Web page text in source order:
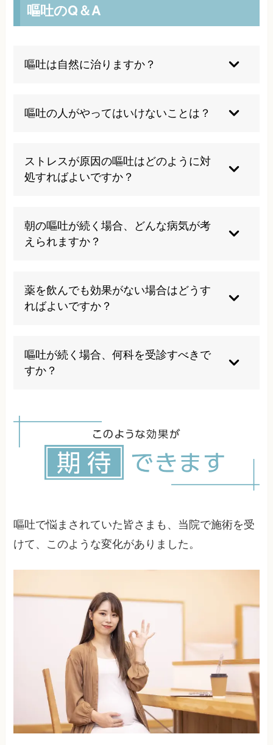
嘔吐のQ＆A
嘔吐は自然に治りますか？
改善しますが、慢性的な嘔吐は根本的な原因の治
療が必要です。放置すると悪化する可能性があり
嘔吐の人がやってはいけないことは？
が重要です。また、無理に食事を摂ったり、アル
コールを飲んだりすることは避けましょう。
ストレスが原因の嘔吐はどのように対
処すればよいですか？
度な運動が効果的です。身体全体のバランスを整
える治療により、ストレスへの抵抗力を高めるこ
とができます。
朝の嘔吐が続く場合、どんな病気が考
えられますか？
えられます。ストレスや生活習慣の乱れが影響し
ている場合も多く、総合的な評価が必要です。
薬を飲んでも効果がない場合はどうす
ればよいですか？
す。生活習慣の改善や、身体全体のバランスを整
える治療法を検討することをお勧めします。
嘔吐が続く場合、何科を受診すべきで
すか？
因と疑われる場合は心療内科も検討しましょう。
当院では医療機関との連携も行っています。
嘔吐で悩まされていた皆さまも、当院で施術を受
けて、このような変化がありました。